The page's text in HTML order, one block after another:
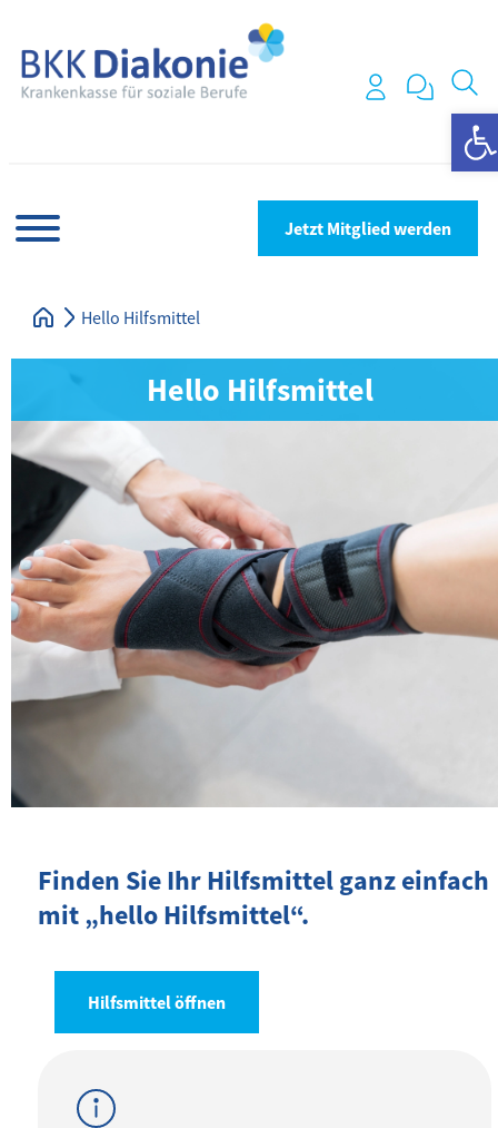
Jetzt Mitglied werden
Hello Hilfsmittel
Hello Hilfsmittel
Finden Sie Ihr Hilfsmittel ganz einfach
mit „hello Hilfsmittel“.
Hilfsmittel öffnen